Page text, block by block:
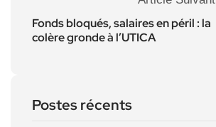
Fonds bloqués, salaires en péril : la
colère gronde à l’UTICA
Postes récents